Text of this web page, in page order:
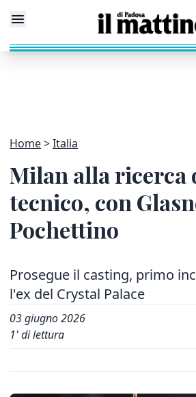
Home Italia
Milan alla ricerca
tecnico, con
Pochettino
Prosegue il casting, primo
l'ex del Crystal Palace
03 giugno 2026
1' di lettura